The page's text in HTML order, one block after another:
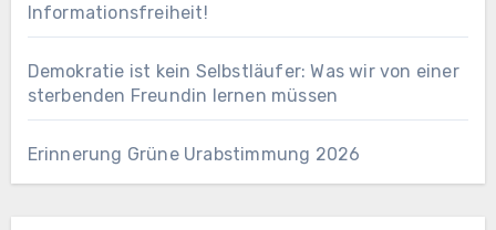
Informationsfreiheit!
Demokratie ist kein Selbstläufer: Was wir von einer
sterbenden Freundin lernen müssen
Erinnerung Grüne Urabstimmung 2026